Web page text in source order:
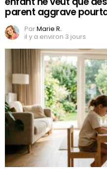
parent aggrave
ParMarie R.
il y a environ 3 jours